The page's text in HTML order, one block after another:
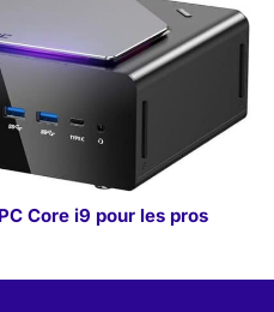
Core i9 pour les pros